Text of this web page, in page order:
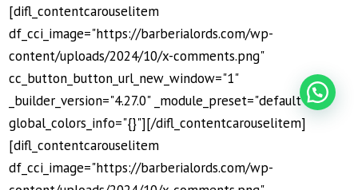
[difl_contentcarouselitem
df_cci_image="https://barberialords.com/wp-
content/uploads/2024/10/x-comments.png"
cc_button_button_url_new_window="1"
_builder_version="4.27.0" _module_preset="default"
global_colors_info="{}"][/difl_contentcarouselitem]
[difl_contentcarouselitem
df_cci_image="https://barberialords.com/wp-
¿Deseas más información?